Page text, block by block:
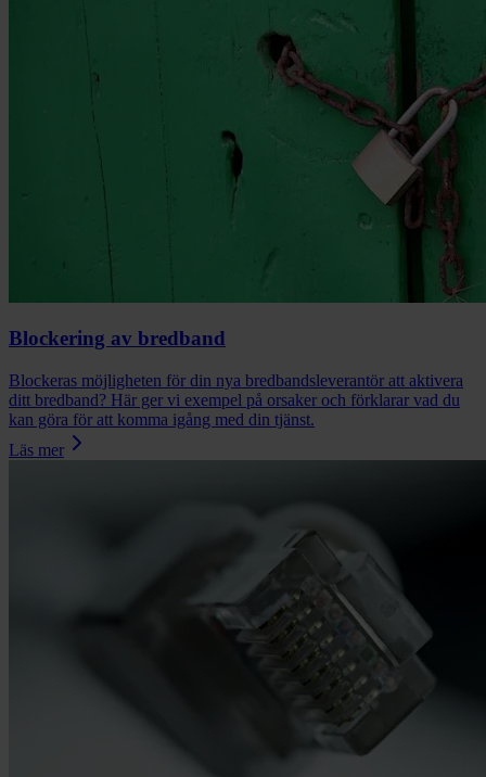
Blockering av bredband
Blockeras möjligheten för din nya bredbandsleverantör att aktivera
ditt bredband? Här ger vi exempel på orsaker och förklarar vad du
kan göra för att komma igång med din tjänst.
Läs mer